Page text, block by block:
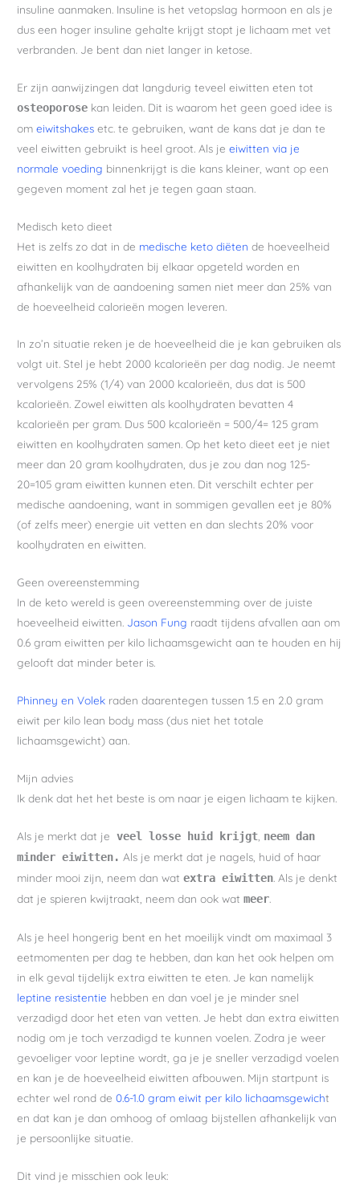
insuline aanmaken. Insuline is het vetopslag hormoon en als je
dus een hoger insuline gehalte krijgt stopt je lichaam met vet
verbranden. Je bent dan niet langer in ketose.
Er zijn aanwijzingen dat langdurig teveel eiwitten eten tot
osteoporose kan leiden. Dit is waarom het geen goed idee is
omeiwitshakes etc. te gebruiken, want de kans dat je dan te
veel eiwitten gebruikt is heel groot. Als jeeiwitten via je
normale voeding binnenkrijgt is die kans kleiner, want op een
gegeven moment zal het je tegen gaan staan.
Medisch keto dieet
Het is zelfs zo dat in de medische keto diëten de hoeveelheid
eiwitten en koolhydraten bij elkaar opgeteld worden en
afhankelijk van de aandoening samen niet meer dan 25% van
de hoeveelheid calorieën mogen leveren.
In zo’n situatie reken je de hoeveelheid die je kan gebruiken als
volgt uit. Stel je hebt 2000 kcalorieën per dag nodig. Je neemt
vervolgens 25% (1/4) van 2000 kcalorieën, dus dat is 500
kcalorieën. Zowel eiwitten als koolhydraten bevatten 4
kcalorieën per gram. Dus 500 kcalorieën = 500/4= 125 gram
eiwitten en koolhydraten samen. Op het keto dieet eet je niet
meer dan 20 gram koolhydraten, dus je zou dan nog 125-
20=105 gram eiwitten kunnen eten. Dit verschilt echter per
medische aandoening, want in sommigen gevallen eet je 80%
(of zelfs meer) energie uit vetten en dan slechts 20% voor
koolhydraten en eiwitten.
Geen overeenstemming
In de keto wereld is geen overeenstemming over de juiste
hoeveelheid eiwitten. Jason Fung raadt tijdens afvallen aan om
0.6 gram eiwitten per kilo lichaamsgewicht aan te houden en hij
gelooft dat minder beter is.
Phinney en Volek raden daarentegen tussen 1.5 en 2.0 gram
eiwit per kilo lean body mass (dus niet het totale
lichaamsgewicht) aan.
Mijn advies
Ik denk dat het het beste is om naar je eigen lichaam te kijken.
Als je merkt dat je veel losse huid krijgt neem dan
minder eiwitten. Als je merkt dat je nagels, huid of haar
minder mooi zijn, neem dan watextra eiwitten. Als je denkt
dat je spieren kwijtraakt, neem dan ook watmeer.
Als je heel hongerig bent en het moeilijk vindt om maximaal 3
eetmomenten per dag te hebben, dan kan het ook helpen om
in elk geval tijdelijk extra eiwitten te eten. Je kan namelijk
leptine resistentie hebben en dan voel je je minder snel
verzadigd door het eten van vetten. Je hebt dan extra eiwitten
nodig om je toch verzadigd te kunnen voelen. Zodra je weer
gevoeliger voor leptine wordt, ga je je sneller verzadigd voelen
en kan je de hoeveelheid eiwitten afbouwen. Mijn startpunt is
echter wel rond de0.6-1.0 gram eiwit per kilo lichaamsgewicht
en dat kan je dan omhoog of omlaag bijstellen afhankelijk van
je persoonlijke situatie.
Dit vind je misschien ook leuk: